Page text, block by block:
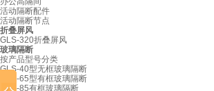
活动隔断配件
活动隔断节点
折叠屏风
GLS-320折叠屏风
玻璃隔断
按产品型号分类
GLS-40型无框玻璃隔断
GLS-65型有框玻璃隔断
GLS-85有框玻璃隔断